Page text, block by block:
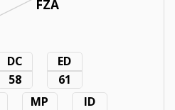
FZA
DC
58
ED
61
MP
ID